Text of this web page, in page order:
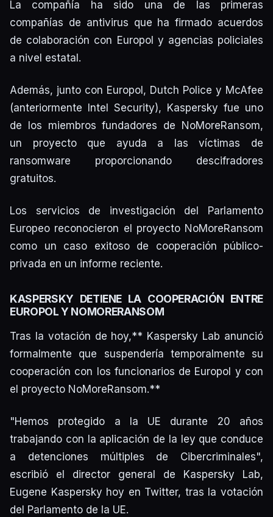
La compañía ha sido una de las primeras
compañías de antivirus que ha firmado acuerdos
de colaboración con Europol y agencias policiales
a nivel estatal.
Además, junto con Europol, Dutch Police y McAfee
(anteriormente Intel Security), Kaspersky fue uno
de los miembros fundadores de NoMoreRansom,
un proyecto que ayuda a las víctimas de
ransomware proporcionando descifradores
gratuitos.
Los servicios de investigación del Parlamento
Europeo reconocieron el proyecto NoMoreRansom
como un caso exitoso de cooperación público-
privada en un informe reciente.
KASPERSKY DETIENE LA COOPERACIÓN ENTRE
EUROPOL Y NOMORERANSOM
Tras la votación de hoy,** Kaspersky Lab anunció
formalmente que suspendería temporalmente su
cooperación con los funcionarios de Europol y con
el proyecto NoMoreRansom.**
"Hemos protegido a la UE durante 20 años
trabajando con la aplicación de la ley que conduce
a detenciones múltiples de Cibercriminales",
escribió el director general de Kaspersky Lab,
Eugene Kaspersky hoy en Twitter, tras la votación
del Parlamento de la UE.